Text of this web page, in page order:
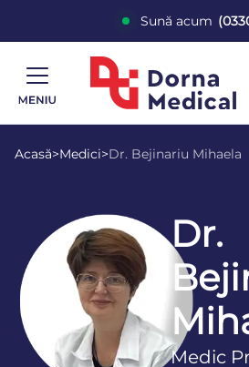
Sună acum
Acasă>Medici>Dr. Bejinariu Mihaela
Dr.
Medic